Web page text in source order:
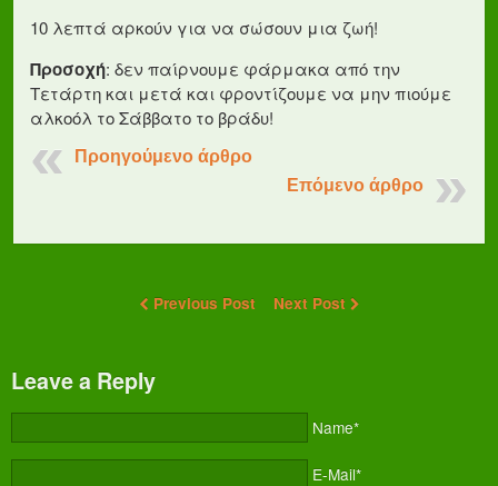
10 λεπτά αρκούν για να σώσουν μια ζωή!
Προσοχή: δεν παίρνουμε φάρμακα από την
Τετάρτη και μετά και φροντίζουμε να μην πιούμε
αλκοόλ το Σάββατο το βράδυ!
Προηγούμενο άρθρο
Επόμενο άρθρο
Previous Post Next Post
Leave a Reply
Name*
E-Mail*